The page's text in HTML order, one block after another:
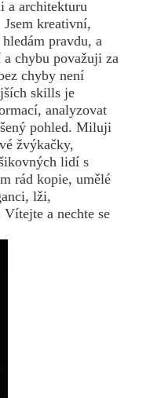
a architekturu
Jsem kreativní,
pravdu, a
chybu považuji za
chyby není
skills je
analyzovat
pohled. Miluji
žvýkačky,
lidí s
rád kopie, umělé
lži,
Vítejte a nechte se